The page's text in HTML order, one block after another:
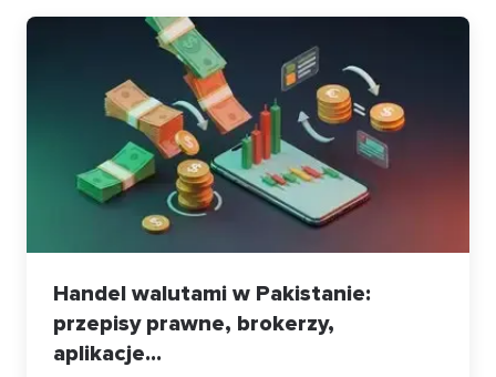
Handel walutami w Pakistanie:
przepisy prawne, brokerzy,
aplikacje...